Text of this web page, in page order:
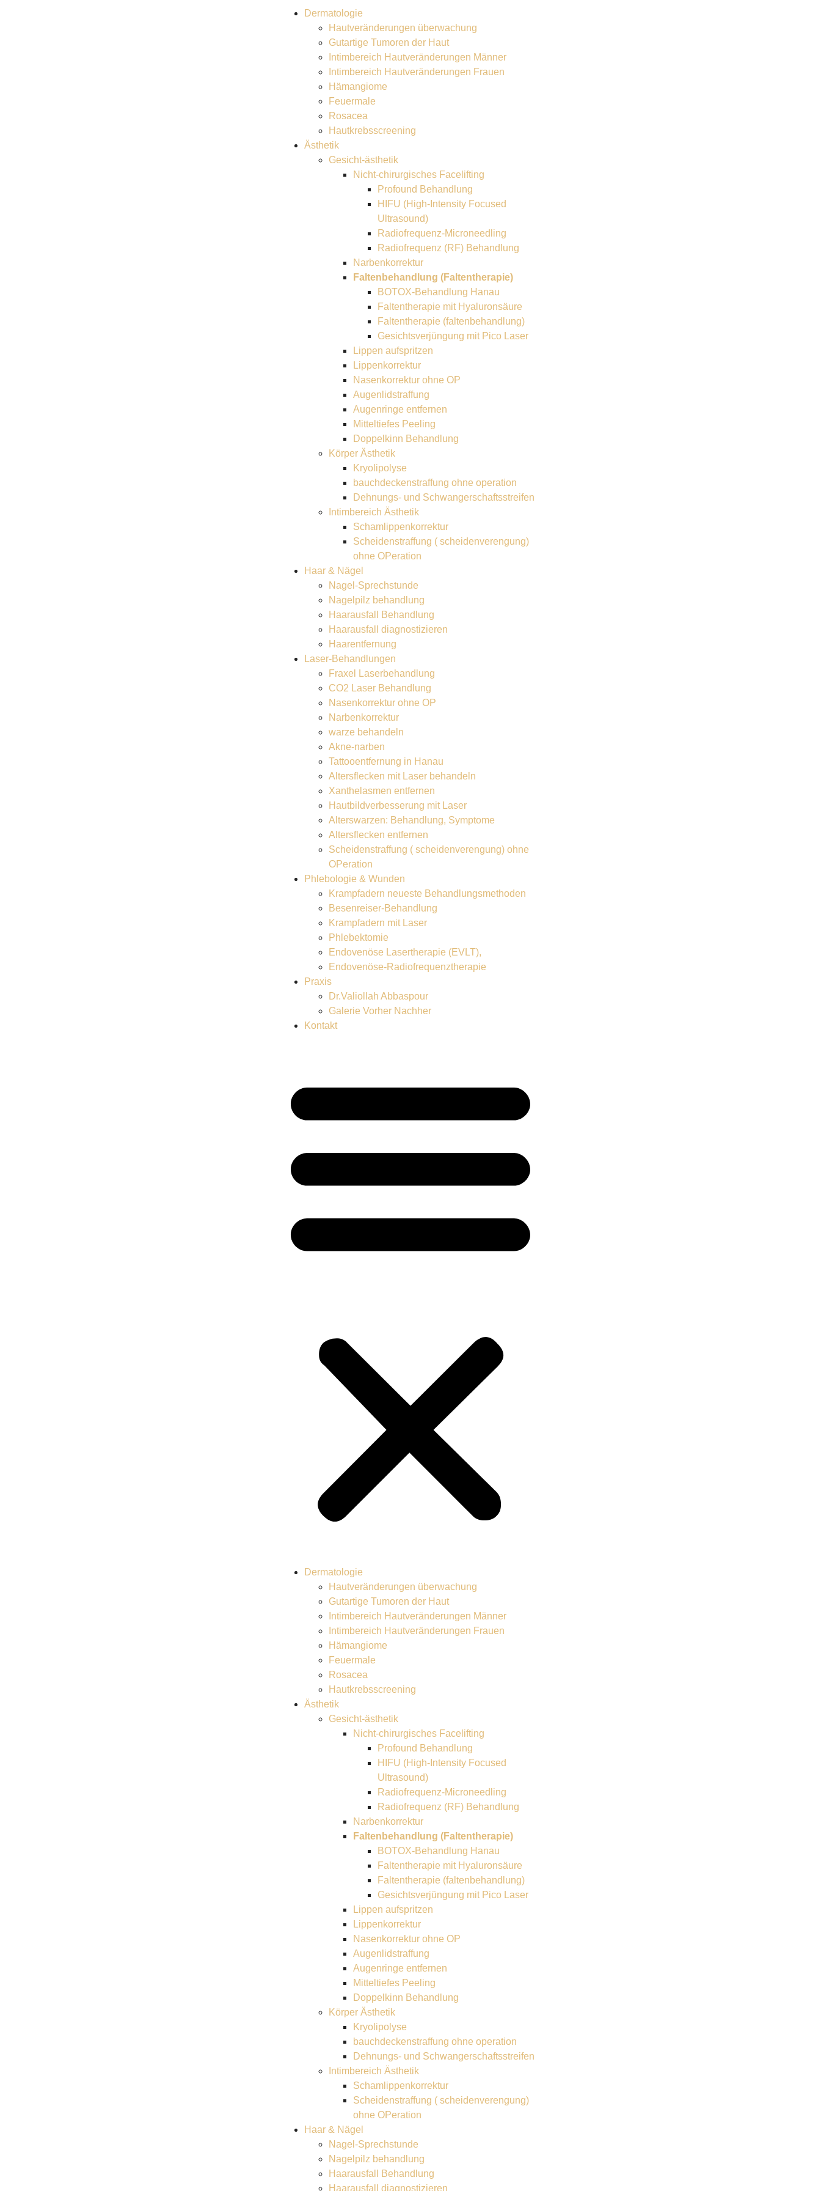
Dermatologie
Hautveränderungen überwachung
Gutartige Tumoren der Haut
Intimbereich Hautveränderungen Männer
Intimbereich Hautveränderungen Frauen
Hämangiome
Feuermale
Rosacea
Hautkrebsscreening
Ästhetik
Gesicht-ästhetik
Nicht-chirurgisches Facelifting
Profound Behandlung
HIFU (High-Intensity Focused
Ultrasound)
Radiofrequenz-Microneedling
Radiofrequenz (RF) Behandlung
Narbenkorrektur
Faltenbehandlung (Faltentherapie)
BOTOX-Behandlung Hanau
Faltentherapie mit Hyaluronsäure
Faltentherapie (faltenbehandlung)
Gesichtsverjüngung mit Pico Laser
Lippen aufspritzen
Lippenkorrektur
Nasenkorrektur ohne OP
Augenlidstraffung
Augenringe entfernen
Mitteltiefes Peeling
Doppelkinn Behandlung
Körper Ästhetik
Kryolipolyse
bauchdeckenstraffung ohne operation
Dehnungs- und Schwangerschaftsstreifen
Intimbereich Ästhetik
Schamlippenkorrektur
Scheidenstraffung ( scheidenverengung)
ohne OPeration
Haar & Nägel
Nagel-Sprechstunde
Nagelpilz behandlung
Haarausfall Behandlung
Haarausfall diagnostizieren
Haarentfernung
Laser-Behandlungen
Fraxel Laserbehandlung
CO2 Laser Behandlung
Nasenkorrektur ohne OP
Narbenkorrektur
warze behandeln
Akne-narben
Tattooentfernung in Hanau
Altersflecken mit Laser behandeln
Xanthelasmen entfernen
Hautbildverbesserung mit Laser
Alterswarzen: Behandlung, Symptome
Altersflecken entfernen
Scheidenstraffung ( scheidenverengung) ohne
OPeration
Phlebologie & Wunden
Krampfadern neueste Behandlungsmethoden
Besenreiser-Behandlung
Krampfadern mit Laser
Phlebektomie
Endovenöse Lasertherapie (EVLT),
Endovenöse-Radiofrequenztherapie
Praxis
Dr.Valiollah Abbaspour
Galerie Vorher Nachher
Kontakt
Dermatologie
Hautveränderungen überwachung
Gutartige Tumoren der Haut
Intimbereich Hautveränderungen Männer
Intimbereich Hautveränderungen Frauen
Hämangiome
Feuermale
Rosacea
Hautkrebsscreening
Ästhetik
Gesicht-ästhetik
Nicht-chirurgisches Facelifting
Profound Behandlung
HIFU (High-Intensity Focused
Ultrasound)
Radiofrequenz-Microneedling
Radiofrequenz (RF) Behandlung
Narbenkorrektur
Faltenbehandlung (Faltentherapie)
BOTOX-Behandlung Hanau
Faltentherapie mit Hyaluronsäure
Faltentherapie (faltenbehandlung)
Gesichtsverjüngung mit Pico Laser
Lippen aufspritzen
Lippenkorrektur
Nasenkorrektur ohne OP
Augenlidstraffung
Augenringe entfernen
Mitteltiefes Peeling
Doppelkinn Behandlung
Körper Ästhetik
Kryolipolyse
bauchdeckenstraffung ohne operation
Dehnungs- und Schwangerschaftsstreifen
Intimbereich Ästhetik
Schamlippenkorrektur
Scheidenstraffung ( scheidenverengung)
ohne OPeration
Haar & Nägel
Nagel-Sprechstunde
Nagelpilz behandlung
Haarausfall Behandlung
Haarausfall diagnostizieren